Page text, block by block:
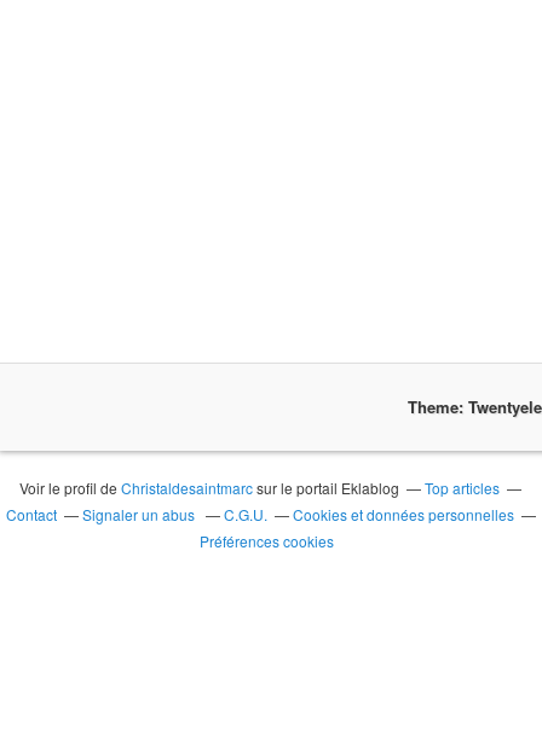
Theme:
Voir le profil deChristaldesaintmarcsur le portail Eklablog
Top articles
Contact
Signaler un abus C.G.U.
Cookies et données personnelles
Préférences cookies